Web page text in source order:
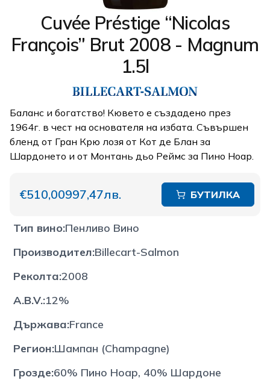
Cuvée Préstige “Nicolas
François” Brut 2008 - Magnum
1.5l
Баланс и богатство! Кювето е създадено през
1964г. в чест на основателя на избата. Съвършен
бленд от Гран Крю лозя от Кот де Блан за
Шардонето и от Монтань дьо Реймс за Пино Ноар.
€510,00997,47лв. БУТИЛКА
Тип вино:Пенливо Вино
Производител:Billecart-Salmon
Реколта:2008
A.B.V.:12%
Държава:France
Регион:Шампан (Champagne)
Грозде:60% Пино Ноар, 40% Шардоне